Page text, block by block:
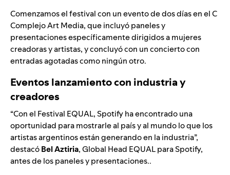
Comenzamos el festival con un evento de dos días en el C
Complejo Art Media, que incluyó paneles y
presentaciones específicamente dirigidos a mujeres
creadoras y artistas, y concluyó con un concierto con
entradas agotadas como ningún otro.
Eventos lanzamiento con industria y
creadores
“Con el Festival EQUAL, Spotify ha encontrado una
oportunidad para mostrarle al país y al mundo lo que los
artistas argentinos están generando en la industria”,
destacóBel Aztiria, Global Head EQUAL para Spotify,
antes de los paneles y presentaciones..